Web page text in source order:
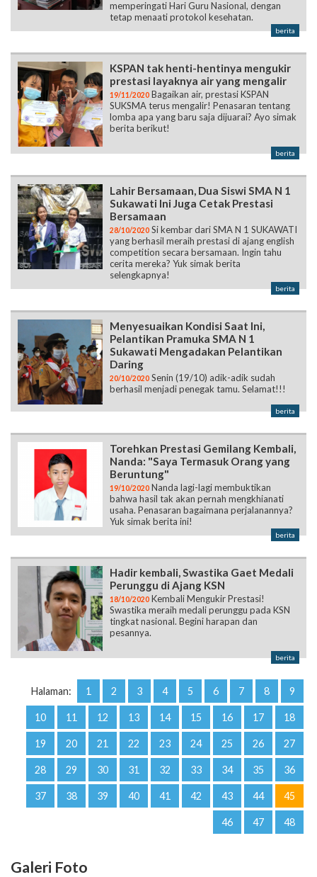
memperingati Hari Guru Nasional, dengan
tetap menaati protokol kesehatan.
berita
KSPAN tak henti-hentinya mengukir
prestasi layaknya air yang mengalir
19/11/2020 Bagaikan air, prestasi KSPAN
SUKSMA terus mengalir! Penasaran tentang
lomba apa yang baru saja dijuarai? Ayo simak
berita berikut!
berita
Lahir Bersamaan, Dua Siswi SMA N 1
Sukawati Ini Juga Cetak Prestasi
Bersamaan
28/10/2020 Si kembar dari SMA N 1 SUKAWATI
yang berhasil meraih prestasi di ajang english
competition secara bersamaan. Ingin tahu
cerita mereka? Yuk simak berita
selengkapnya!
berita
Menyesuaikan Kondisi Saat Ini,
Pelantikan Pramuka SMA N 1
Sukawati Mengadakan Pelantikan
Daring
20/10/2020 Senin (19/10) adik-adik sudah
berhasil menjadi penegak tamu. Selamat!!!
berita
Torehkan Prestasi Gemilang Kembali,
Nanda: "Saya Termasuk Orang yang
Beruntung"
19/10/2020 Nanda lagi-lagi membuktikan
bahwa hasil tak akan pernah mengkhianati
usaha. Penasaran bagaimana perjalanannya?
Yuk simak berita ini!
berita
Hadir kembali, Swastika Gaet Medali
Perunggu di Ajang KSN
18/10/2020 Kembali Mengukir Prestasi!
Swastika meraih medali perunggu pada KSN
tingkat nasional. Begini harapan dan
pesannya.
berita
Halaman: 1 2 3 4 5 6 7 8 9
10 11 12 13 14 15 16 17 18
19 20 21 22 23 24 25 26 27
28 29 30 31 32 33 34 35 36
37 38 39 40 41 42 43 44 45
46 47 48
Galeri Foto